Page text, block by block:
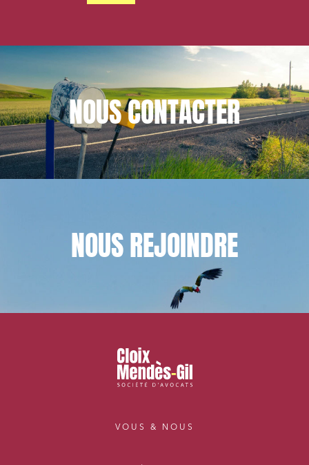
NOUSCONTACTER
NOUSREJOINDRE
VOUS & NOUS